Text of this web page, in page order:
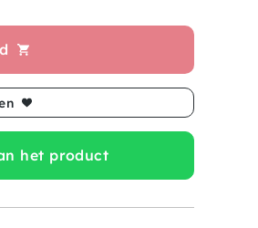
het product